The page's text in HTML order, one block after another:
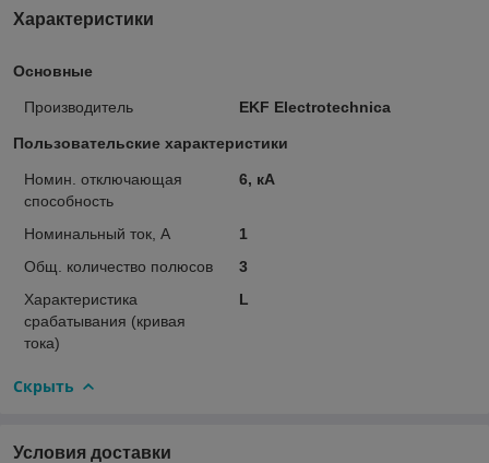
Характеристики
Основные
Производитель EKF Electrotechnica
Пользовательские характеристики
Номин. отключающая
способность
6, кА
Номинальный ток, А
1
Общ. количество полюсов
3
Характеристика
срабатывания (кривая
тока)
L
Скрыть
Условия доставки